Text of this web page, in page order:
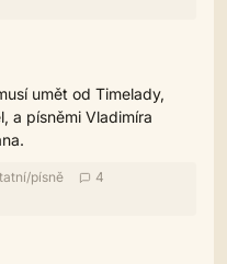
umět od Timelady,
a písněmi Vladimíra
/písně
4